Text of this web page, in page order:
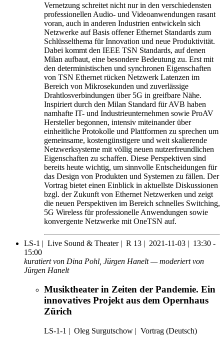
Vernetzung schreitet nicht nur in den verschiedensten
professionellen Audio- und Videoanwendungen rasant
voran, auch in anderen Industrien entwickeln sich
Netzwerke auf Basis offener Ethernet Standards zum
Schlüsselthema für Innovation und neue Produktivität.
Dabei kommt den IEEE TSN Standards, auf denen
Milan aufbaut, eine besondere Bedeutung zu. Erst mit
den deterministischen und synchronen Eigenschaften
von TSN Ethernet rücken Netzwerk Latenzen im
Bereich von Mikrosekunden und zuverlässige
Drahtlosverbindungen über 5G in greifbare Nähe.
Inspiriert durch den Milan Standard für AVB haben
namhafte IT- und Industrieunternehmen sowie ProAV
Hersteller begonnen, intensiv miteinander über
einheitliche Protokolle und Plattformen zu sprechen um
gemeinsame, kostengünstigere und weit skalierende
Netzwerksysteme mit völlig neuen nutzerfreundlichen
Eigenschaften zu schaffen. Diese Perspektiven sind
bereits heute wichtig, um sinnvolle Entscheidungen für
das Design von Produkten und Systemen zu fällen. Der
Vortrag bietet einen Einblick in aktuellste Diskussionen
bzgl. der Zukunft von Ethernet Netzwerken und zeigt
die neuen Perspektiven im Bereich schnelles Switching,
5G Wireless für professionelle Anwendungen sowie
konvergente Netzwerke mit OneTSN auf.
LS-1 | Live Sound & Theater | R 13 | 2021-11-03 | 13:30 -
15:00
kuratiert von Dina Pohl, Jürgen Hanelt — moderiert von
Jürgen Hanelt
Musiktheater in Zeiten der Pandemie. Ein
innovatives Projekt aus dem Opernhaus
Zürich
LS-1-1 | Oleg Surgutschow | Vortrag (Deutsch)